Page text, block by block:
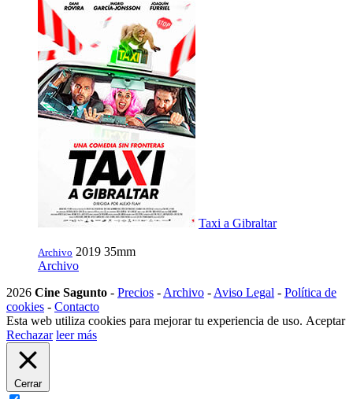
Taxi a Gibraltar
Archivo 2019 35mm
Archivo
2026 Cine Sagunto - Precios - Archivo - Aviso Legal - Política de
cookies - Contacto
Esta web utiliza cookies para mejorar tu experiencia de uso. Aceptar
Rechazar leer más
Cerrar